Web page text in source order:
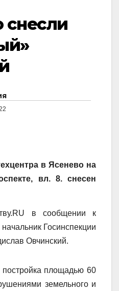
снесли
в Ясенево на
вл. 8. снесен
в сообщении к
Госинспекции
Овчинский.
площадью 60
земельного и